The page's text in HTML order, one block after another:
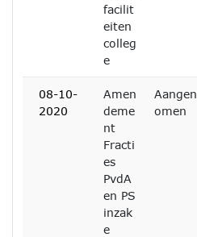
facilit
eiten
colleg
e
08-10-
2020
Amen
deme
nt
Fracti
es
PvdA
en PS
inzak
e
Aangen
omen